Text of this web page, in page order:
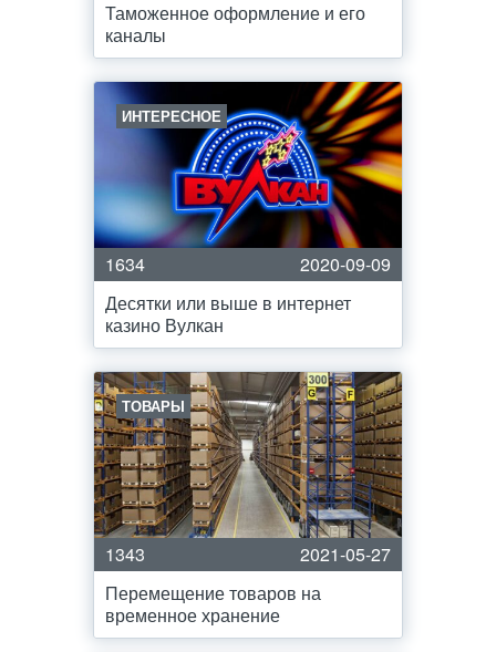
Таможенное оформление и его
каналы
ИНТЕРЕСНОЕ
1634
2020-09-09
Десятки или выше в интернет
казино Вулкан
ТОВАРЫ
1343
2021-05-27
Перемещение товаров на
временное хранение